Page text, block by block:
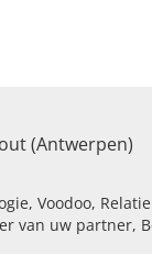
(Antwerpen)
Voodoo,
van uw partner,